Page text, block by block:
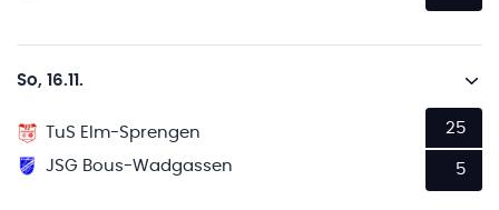
So, 16.11.
TuS Elm-Sprengen
JSG Bous-Wadgassen
25
5